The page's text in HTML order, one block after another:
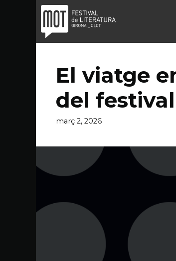
contingut
El viatge
del
març 2, 2026